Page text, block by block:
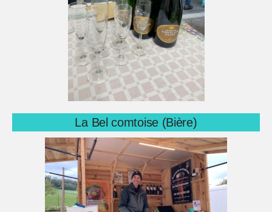
La Bel comtoise (Bière)